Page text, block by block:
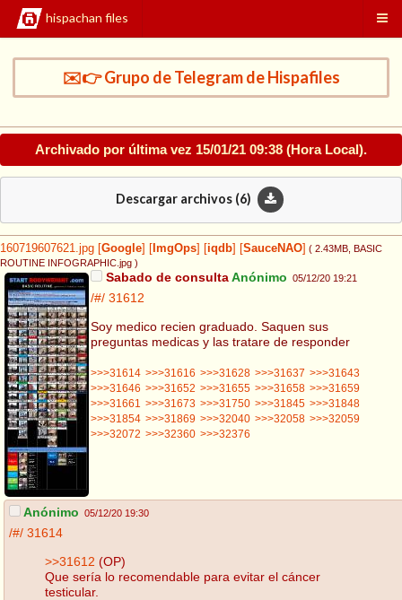
hispachan files
✉️👉 Grupo de Telegram de Hispafiles
Archivado por última vez 15/01/21 09:38 (Hora Local).
Descargar archivos (6)
160719607621.jpg Google ImgOps iqdb SauceNAO ( 2.43MB , BASIC
ROUTINE INFOGRAPHIC.jpg )
Sabado de consultaAnónimo 05/12/20 19:21
/#/ 31612
Soy medico recien graduado. Saquen sus
preguntas medicas y las tratare de responder
>>>31614 >>>31616 >>>31628 >>>31637 >>>31643
>>>31646 >>>31652 >>>31655 >>>31658 >>>31659
>>>31661
>>>31673 >>>31750 >>>31845 >>>31848
>>>31854 >>>31869 >>>32040 >>>32058 >>>32059
>>>32072 >>>32360 >>>32376
Anónimo 05/12/20 19:30
/#/ 31614
>>31612 (OP)
Que sería lo recomendable para evitar el cáncer
testicular.